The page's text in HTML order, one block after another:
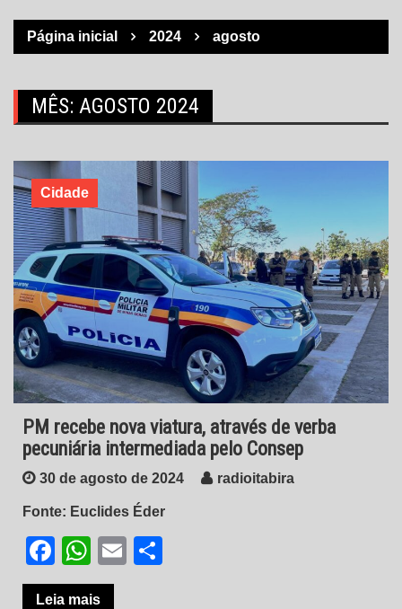
Página inicial 2024 agosto
MÊS: AGOSTO 2024
Cidade
PM recebe nova viatura, através de verba
pecuniária intermediada pelo Consep
30 de agosto de 2024 radioitabira
Fonte: Euclides Éder
Facebook
WhatsApp
Email
Leia mais